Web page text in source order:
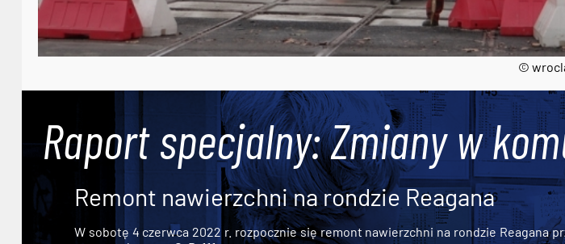
©
Raport specjalny: Zmiany w
Remont nawierzchni na rondzie Reagana
W sobotę 4 czerwca 2022 r. rozpocznie się remont nawierzchni na rondzie Reagana